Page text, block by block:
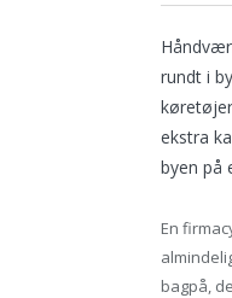
rundt i
ekstra
byen på
En
bagpå,